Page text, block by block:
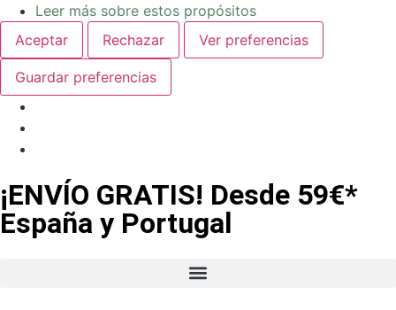
Leer más sobre estos propósitos
Aceptar
Rechazar Ver preferencias
Guardar preferencias
¡ENVÍO GRATIS! Desde 59€*
España y Portugal